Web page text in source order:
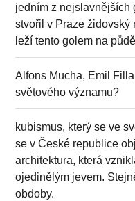
jedním z nejslavnějších
stvořil v Praze
leží tento golem na
Alfons Mucha, Emil
světového významu?
kubismus, který se ve
se v České republice
architektura, která
ojedinělým jevem.
obdoby.